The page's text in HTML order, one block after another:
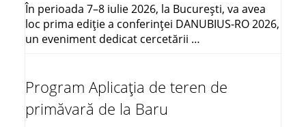
În perioada 7–8 iulie 2026, la București, va avea
loc prima ediție a conferinței DANUBIUS-RO 2026,
un eveniment dedicat cercetării …
Program Aplicația de teren de
primăvară de la Baru